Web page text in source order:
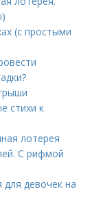
(с простыми
стихи к
лотерея
С рифмой
девочек на